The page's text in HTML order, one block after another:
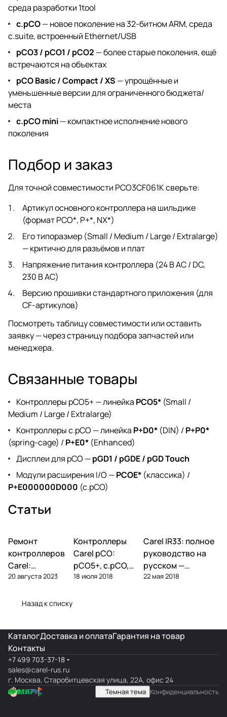
среда разработки 1tool
c.pCO— новое поколение на 32-битном ARM, среда
c.suite, встроенный Ethernet/USB
pCO3 / pCO1 / pCO2 — более старые поколения, ещё
встречаются на объектах
pCO Basic / Compact / XS — упрощённые и
уменьшенные версии для ограниченного бюджета/
места
c.pCO mini— компактное исполнение нового
поколения
Подбор и заказ
Для точной совместимости PCO3CF061K сверьте:
Артикул основного контроллера на шильдике
(формат PCO*, P+*, NX*)
Его типоразмер (Small / Medium / Large / Extralarge)
— критично для разъёмов и плат
Напряжение питания контроллера (24 В AC / DC,
230 В AC)
Версию прошивки стандартного приложения (для
CF-артикулов)
Посмотреть таблицу совместимости или оставить
заявку — черезстраницу подбора запчастей или
менеджера.
Связанные товары
Контроллеры pCO5+ — линейка PCO5* (Small /
Medium / Large / Extralarge)
Контроллеры c.pCO — линейка P+D0* (DIN) / P+P0*
(spring-cage) / P+E0* (Enhanced)
Дисплеи для pCO —pGD1 / pGDE / pGD Touch
Модули расширения I/O —PCOE* (классика) /
P+E000000D000 (c.pCO)
Статьи
Автоматика и
контроллеры
Ремонт
контроллеров
Carel:
диагностика
поломок и
20 августа 2023
Автоматика и
контроллеры
Контроллеры
Carel pCO:
pCO5+, c.pCO,
pCO mini —
18 июля 2018
Автоматика и
контроллеры
Carel IR33: полное
руководство на
русском —
параметры,
22 мая 2018
Назад к списку
КаталогДоставка и оплатаГарантия на товар
Контакты
+7 499 703-37-18
sales@carel-rus.ru
г. Москва, Старобитцевская улица, 22А, офис 24
Темная тема Конфиденциальность